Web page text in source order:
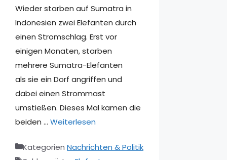
Wieder starben auf Sumatra in
Indonesien zwei Elefanten durch
einen Stromschlag. Erst vor
einigen Monaten, starben
mehrere Sumatra-Elefanten
als sie ein Dorf angriffen und
dabei einen Strommast
umstießen. Dieses Mal kamen die
beiden … Weiterlesen
Kategorien Nachrichten & Politik